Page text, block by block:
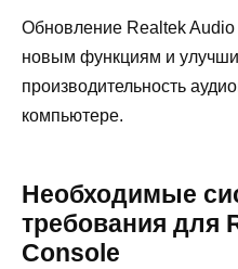
Обновление Realtek Audio
новым функциям и
производительность
компьютере.
Необходимые
требования для
Console